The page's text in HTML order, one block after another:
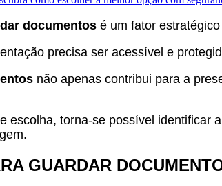
documentos é um fator
precisa ser acessível e
não apenas contribui para a
escolha, torna-se possível
GUARDAR